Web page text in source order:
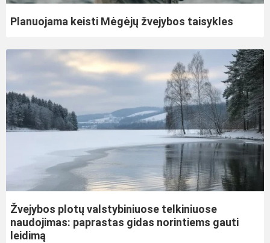
Planuojama keisti Mėgėjų žvejybos taisykles
Žvejybos plotų valstybiniuose telkiniuose
naudojimas: paprastas gidas norintiems gauti
leidimą